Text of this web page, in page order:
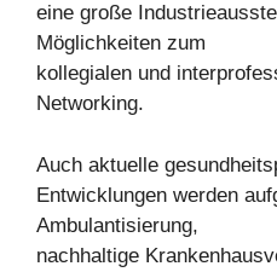
eine große
Möglichkeiten zum
kollegialen und
Networking.
Auch aktuelle
Entwicklungen werden
Ambulantisierung,
nachhaltige